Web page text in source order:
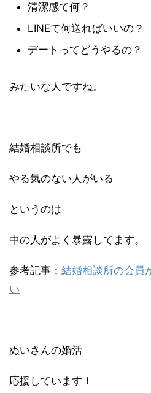
清潔感て何？
LINEて何送ればいいの？
デートってどうやるの？
みたいな人ですね。
結婚相談所でも
やる気のない人がいる
というのは
中の人がよく暴露してます。
参考記事： 結婚相談所の会員
い
ぬいさんの婚活
応援しています！